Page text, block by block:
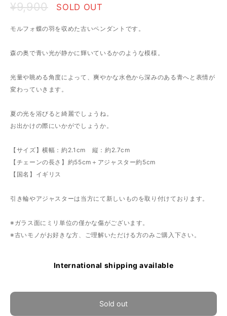
¥9,900 SOLD OUT
モルフォ蝶の羽を収めた古いペンダントです。
森の奥で青い光が静かに輝いているかのような模様。
光量や眺める角度によって、爽やかな水色から深みのある青へと表情が
変わっていきます。
夏の光を浴びると綺麗でしょうね。
お出かけの際にいかがでしょうか。
【サイズ】横幅：約2.1cm 縦：約2.7cm
【チェーンの長さ】約55cm＋アジャスター約5cm
【国名】イギリス
引き輪やアジャスターは当方にて新しいものを取り付けております。
※ガラス面にミリ単位の僅かな傷がございます。
※古いモノがお好きな方、ご理解いただける方のみご購入下さい。
International shipping available
Sold out